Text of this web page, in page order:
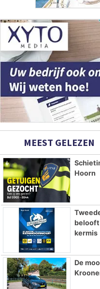
MEEST GELEZEN
Hoorn
kermis
De